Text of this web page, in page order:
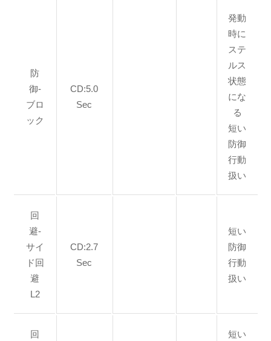
防
御-
ブロ
ック
CD:5.0
Sec
発動
時に
ステ
ルス
状態
にな
る
短い
防御
行動
扱い
回
避-
サイ
ド回
避
L2
CD:2.7
Sec
短い
防御
行動
扱い
回
短い